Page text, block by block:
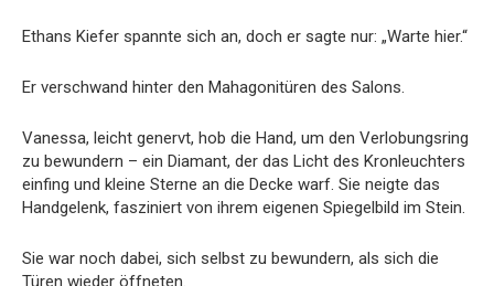
Ethans Kiefer spannte sich an, doch er sagte nur: „Warte hier.“
Er verschwand hinter den Mahagonitüren des Salons.
Vanessa, leicht genervt, hob die Hand, um den Verlobungsring
zu bewundern – ein Diamant, der das Licht des Kronleuchters
einfing und kleine Sterne an die Decke warf. Sie neigte das
Handgelenk, fasziniert von ihrem eigenen Spiegelbild im Stein.
Sie war noch dabei, sich selbst zu bewundern, als sich die
Türen wieder öffneten.